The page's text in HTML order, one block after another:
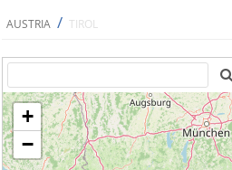
AUSTRIA / TIROL